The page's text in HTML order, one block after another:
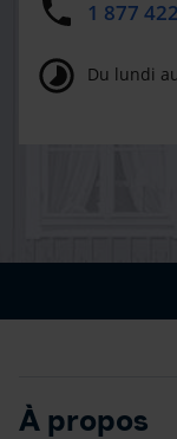
1 877
Du lundi
À propos